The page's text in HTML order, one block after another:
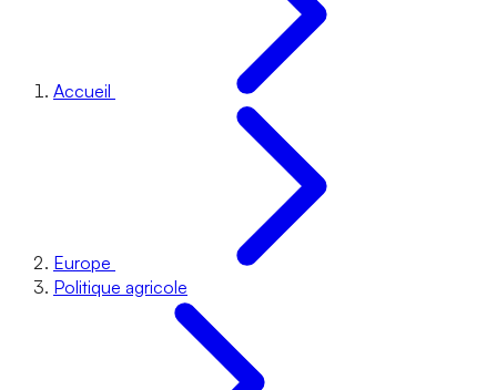
Accueil
Europe
Politique agricole